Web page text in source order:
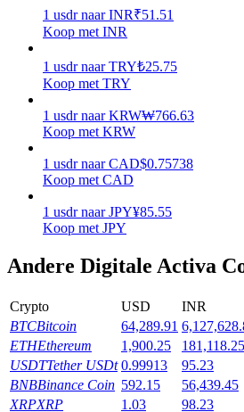
Verdienen
Macht varkentje
Verdien dagelijks competitieve
1 usdr naar INR₹51.51
Koop met INR
1 usdr naar TRY₺25.75
Koop met TRY
1 usdr naar KRW₩766.63
Koop met KRW
1 usdr naar CAD$0.75738
Koop met CAD
1 usdr naar JPY¥85.55
Koop met JPY
Andere Digitale Activa
Crypto USD INR
BTCBitcoin 64,289.91
ETHEthereum 1,900.25 181,118.25
USDTTether USDt 0.99913 95.23
BNBBinance Coin 592.15 56,439.45
XRPXRP 1.03 98.23